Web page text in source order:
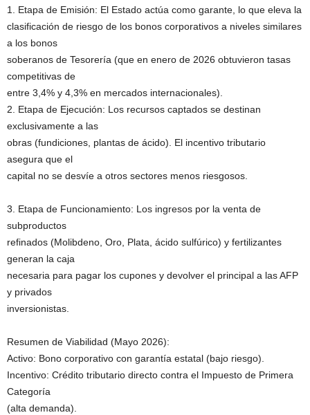
1. Etapa de Emisión: El Estado actúa como garante, lo que eleva la
clasificación de riesgo de los bonos corporativos a niveles similares
a los bonos
soberanos de Tesorería (que en enero de 2026 obtuvieron tasas
competitivas de
entre 3,4% y 4,3% en mercados internacionales).
2. Etapa de Ejecución: Los recursos captados se destinan
exclusivamente a las
obras (fundiciones, plantas de ácido). El incentivo tributario
asegura que el
capital no se desvíe a otros sectores menos riesgosos.
3. Etapa de Funcionamiento: Los ingresos por la venta de
subproductos
refinados (Molibdeno, Oro, Plata, ácido sulfúrico) y fertilizantes
generan la caja
necesaria para pagar los cupones y devolver el principal a las AFP
y privados
inversionistas.
Resumen de Viabilidad (Mayo 2026):
Activo: Bono corporativo con garantía estatal (bajo riesgo).
Incentivo: Crédito tributario directo contra el Impuesto de Primera
Categoría
(alta demanda).